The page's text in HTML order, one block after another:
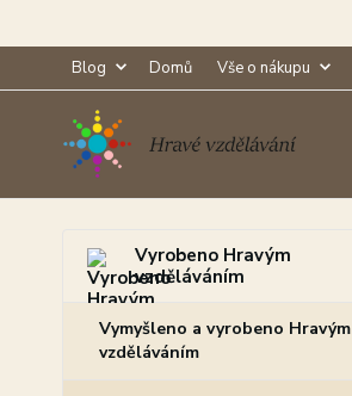
Blog Domů Vše o nákupu
Vyrobeno Hravým
vzděláváním
Vymyšleno a vyrobeno Hravým
vzděláváním